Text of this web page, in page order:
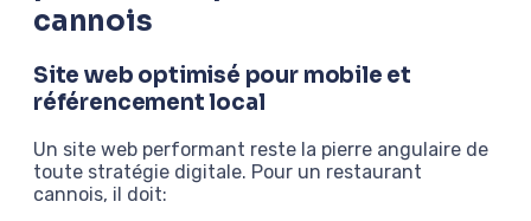
cannois
Site web optimisé pour mobile et
référencement local
Un site web performant reste la pierre angulaire de
toute stratégie digitale. Pour un restaurant
cannois, il doit: